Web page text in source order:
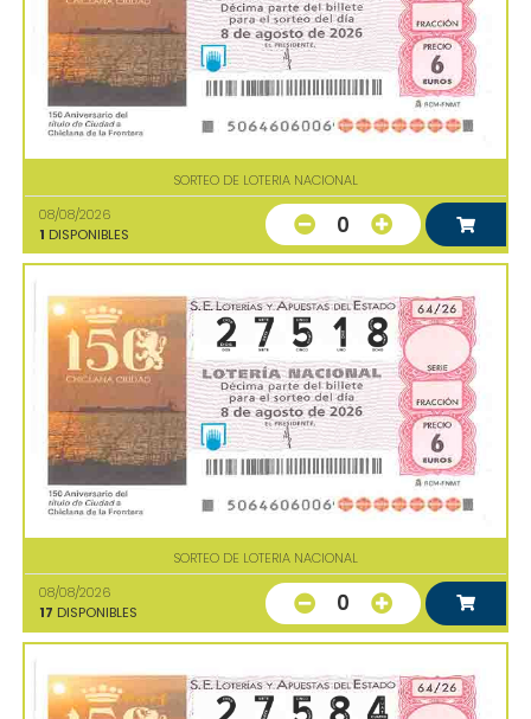
SORTEO DE LOTERIA NACIONAL
08/08/2026
1 DISPONIBLES 0
SORTEO DE LOTERIA NACIONAL
08/08/2026
17 DISPONIBLES 0